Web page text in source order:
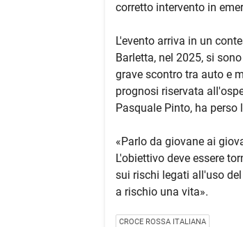
corretto intervento in
L'evento arriva in un
Barletta, nel 2025, si
grave scontro tra auto e
prognosi riservata
Pasquale Pinto, ha
«Parlo da giovane ai
L'obiettivo deve essere
sui rischi legati all'uso
a rischio una vita».
CROCE ROSSA ITALIANA